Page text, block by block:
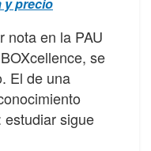
y precio
nota en la PAU
se
El de una
estudiar sigue